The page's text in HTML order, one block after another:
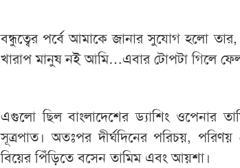
বন্ধুত্বের পর্বে আমাকে জানার সুযোগ হলো
খারাপ মানুষ নই আমি…এবার টোপটা গিলে
এগুলো ছিল বাংলাদেশের ড্যাশিং ওপেনার
সূত্রপাত। অতঃপর দীর্ঘদিনের পরিচয়,
বিয়ের পিঁড়িতে বসেন তামিম এবং আয়শা।